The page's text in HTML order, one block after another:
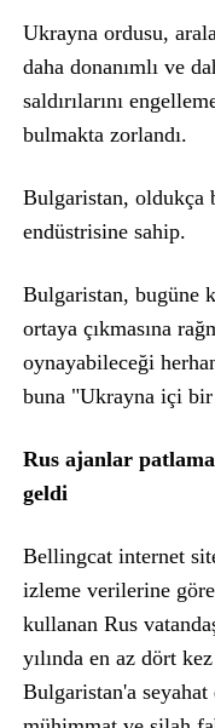
Ukrayna ordusu,
daha donanımlı ve
saldırılarını
bulmakta zorlandı.
Bulgaristan, oldukça
endüstrisine sahip.
Bulgaristan, bugüne
ortaya çıkmasına
oynayabileceği
buna "Ukrayna içi bir
Rus ajanlar
geldi
Bellingcat internet
izleme verilerine
kullanan Rus
yılında en az dört
Bulgaristan'a